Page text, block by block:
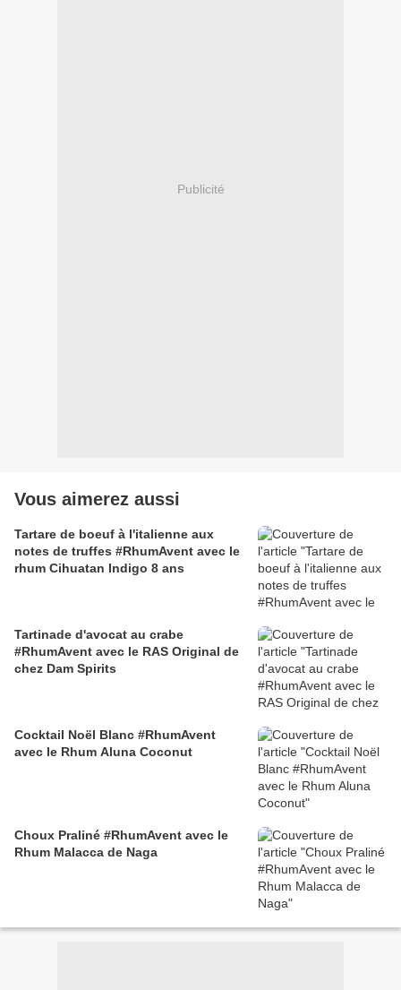
Publicité
Vous aimerez aussi
Tartare de boeuf à l'italienne aux
notes de truffes #RhumAvent avec le
rhum Cihuatan Indigo 8 ans
Tartinade d'avocat au crabe
#RhumAvent avec le RAS Original de
chez Dam Spirits
Cocktail Noël Blanc #RhumAvent
avec le Rhum Aluna Coconut
Choux Praliné #RhumAvent avec le
Rhum Malacca de Naga